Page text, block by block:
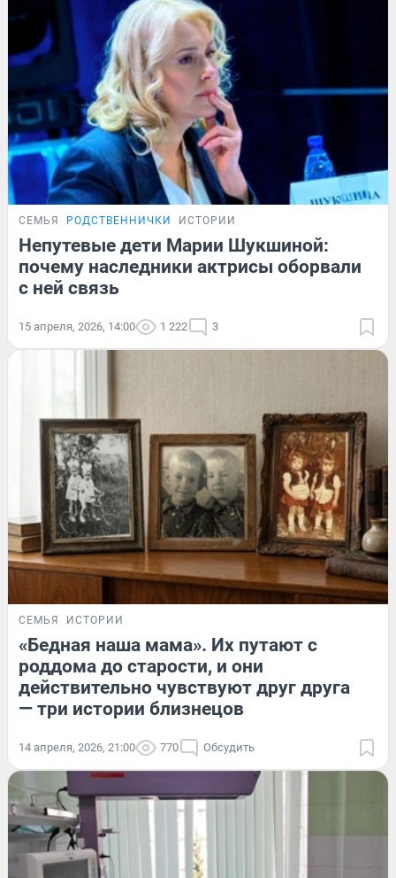
СЕМЬЯ РОДСТВЕННИЧКИ ИСТОРИИ
Непутевые дети Марии Шукшиной:
почему наследники актрисы оборвали
с ней связь
15 апреля, 2026, 14:00 1 222 3
СЕМЬЯ ИСТОРИИ
«Бедная наша мама». Их путают с
роддома до старости, и они
действительно чувствуют друг друга
— три истории близнецов
14 апреля, 2026, 21:00 770 Обсудить